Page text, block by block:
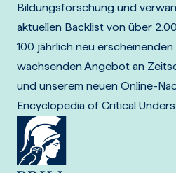
Bildungsforschung und
aktuellen Backlist von über
100 jährlich neu
wachsenden Angebot an
und unserem neuen Online-
Encyclopedia of Critical